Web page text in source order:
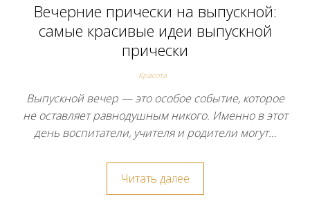
Вечерние прически на выпускной:
самые красивые идеи выпускной
прически
Красота
Выпускной вечер — это особое событие, которое
не оставляет равнодушным никого. Именно в этот
день воспитатели, учителя и родители могут…
Читать далее